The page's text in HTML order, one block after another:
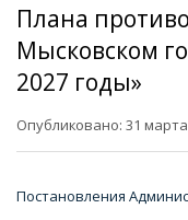
Плана
Мысковском
2027 годы»
Опубликовано: 31 марта
Постановления